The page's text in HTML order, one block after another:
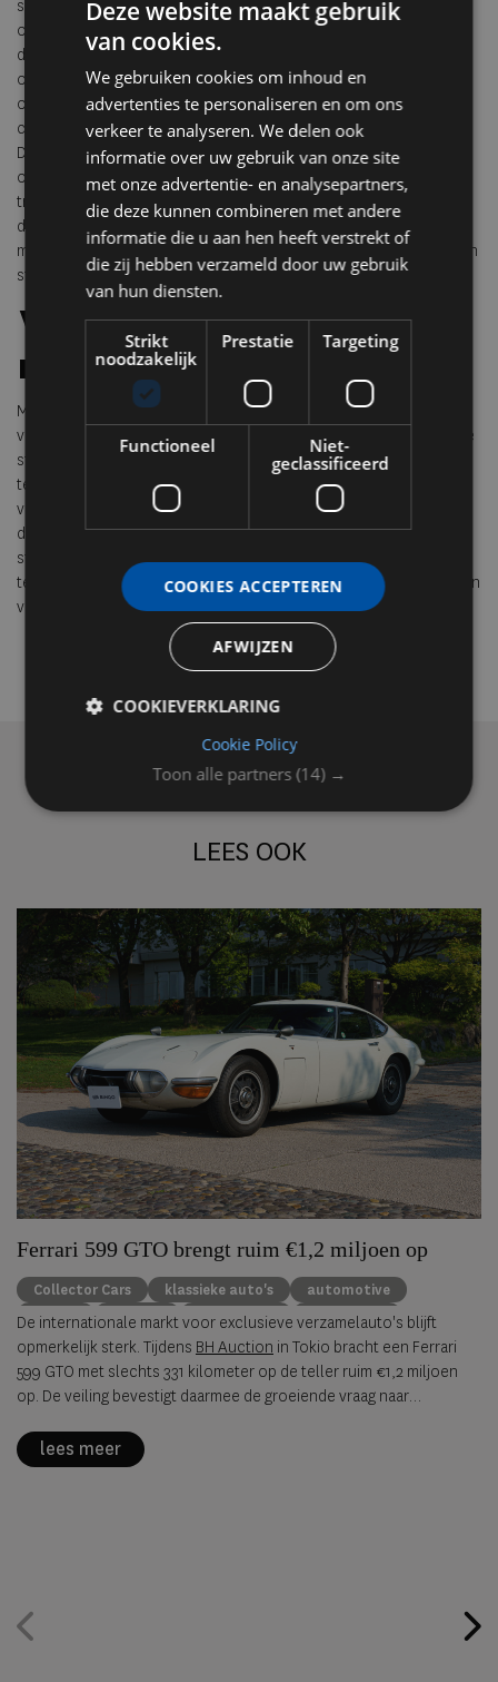
steeds minder vanzelfsprekend binnen dichtbebouwde stedelijke
omgevingen, terwijl de behoefte aan flexibele, toegankelijke en
duurzamere vervoersvormen groeit. De Topolino vertaalt die
ontwikkeling naar een object dat bewust lichtvoetig blijft. Het
ontwerp verwijst subtiel naar het historische FIAT erfgoed en
combineert dat met een eigentijdse interpretatie van de Italiaanse
Dolce Vita. Juist die combinatie van nostalgie, eenvoud en
optimisme maakt het model cultureel relevanter dan veel
traditionele stadsauto’s. Daarmee groeit de Topolino uit tot meer
dan alleen praktisch vervoer. Het model laat zien hoe micro
mobility steeds vaker ook onderdeel wordt van lifestyle, design en
stedelijke identiteit.
Waarom eenvoud opnieuw
relevant wordt
Misschien verklaart dat ook waarom juist dit soort ontwerpen
vandaag opnieuw waardering krijgen. In een tijd waarin technologie
steeds complexer en nadrukkelijker aanwezig wordt, ontstaat
tegelijkertijd een groeiende behoefte aan objecten die helder,
vriendelijk en begrijpelijk blijven. De Fiat Topolino sluit precies op
die ontwikkeling aan. Niet als statussymbool of technologisch
statement, maar als een vorm van design die stedelijke mobiliteit
terugbrengt naar de essentie: compact, toegankelijk en ontworpen
voor het dagelijks leven.
LEES OOK
Ferrari 599 GTO brengt ruim €1,2 miljoen op
Collector Cars klassieke auto's
automotive
Ferrari
Porsche Alfa Romeo BH Auction
De internationale markt voor exclusieve verzamelauto's blijft
opmerkelijk sterk. Tijdens BH Auction in Tokio bracht een Ferrari
599 GTO met slechts 331 kilometer op de teller ruim €1,2 miljoen
op. De veiling bevestigt daarmee de groeiende vraag naar
tweeduizend.
lees meer
Deze website maakt gebruik
van cookies.
We gebruiken cookies om inhoud en
advertenties te personaliseren en om ons
verkeer te analyseren. We delen ook
informatie over uw gebruik van onze site
met onze advertentie- en analysepartners,
die deze kunnen combineren met andere
informatie die u aan hen heeft verstrekt of
die zij hebben verzameld door uw gebruik
van hun diensten.
Toon alle partners (14) →
Strikt
noodzakelijk
Prestatie Targeting
Functioneel
Niet-
geclassificeerd
COOKIES ACCEPTEREN
AFWIJZEN
COOKIEVERKLARING
Cookie Policy